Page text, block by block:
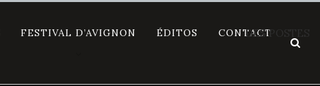
DES POSTES
FESTIVAL D’AVIGNON ÉDITOS CONTACT